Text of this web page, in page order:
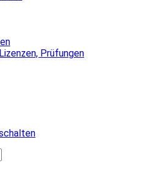
Prüfungen